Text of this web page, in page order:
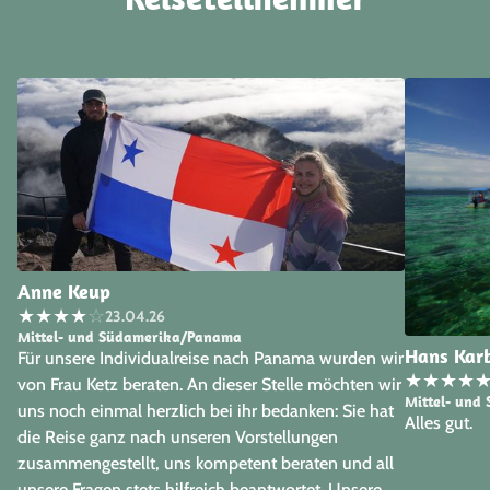
Anne Keup
★★★★☆23.04.26
Mittel- und Südamerika/Panama
Für unsere Individualreise nach Panama wurden wir
von Frau Ketz beraten. An dieser Stelle möchten wir
uns noch einmal herzlich bei ihr bedanken: Sie hat
die Reise ganz nach unseren Vorstellungen
zusammengestellt, uns kompetent beraten und all
Hans
★★★★
Mittel- und
Alles gut.